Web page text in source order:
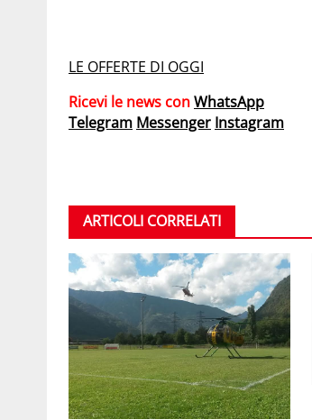
LE OFFERTE DI OGGI
Ricevi le news conWhatsApp
Telegram Messenger Instagram
ARTICOLI CORRELATI